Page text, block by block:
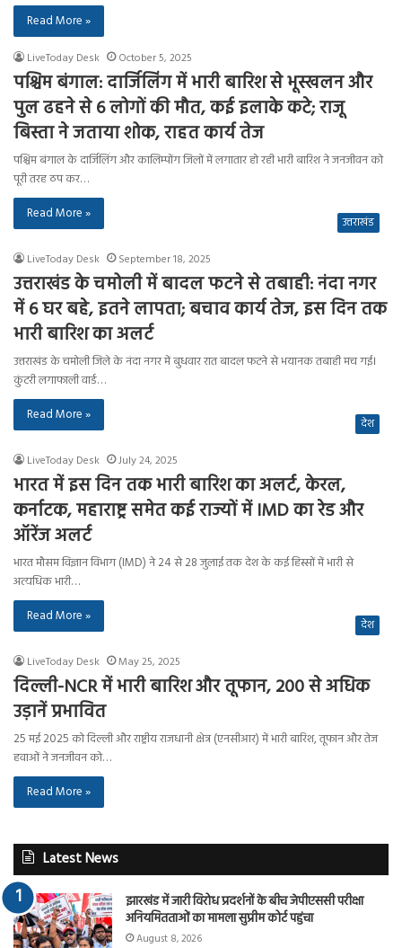
Read More »
LiveToday Desk October 5, 2025
पश्चिम बंगाल: दार्जिलिंग में भारी बारिश से भूस्खलन और
पुल ढहने से 6 लोगों की मौत, कई इलाके कटे; राजू
बिस्ता ने जताया शोक, राहत कार्य तेज
पश्चिम बंगाल के दार्जिलिंग और कालिम्पोंग जिलों में लगातार हो रही भारी बारिश ने जनजीवन को
पूरी तरह ठप कर…
Read More »
उत्तराखंड
LiveToday Desk September 18, 2025
उत्तराखंड के चमोली में बादल फटने से तबाही: नंदा नगर
में 6 घर बहे, इतने लापता; बचाव कार्य तेज, इस दिन तक
भारी बारिश का अलर्ट
उत्तराखंड के चमोली जिले के नंदा नगर में बुधवार रात बादल फटने से भयानक तबाही मच गई।
कुंटरी लगाफाली वार्ड…
Read More »
देश
LiveToday Desk July 24, 2025
भारत में इस दिन तक भारी बारिश का अलर्ट, केरल,
कर्नाटक, महाराष्ट्र समेत कई राज्यों में IMD का रेड और
ऑरेंज अलर्ट
भारत मौसम विज्ञान विभाग (IMD) ने 24 से 28 जुलाई तक देश के कई हिस्सों में भारी से
अत्यधिक भारी…
Read More »
देश
LiveToday Desk May 25, 2025
दिल्ली-NCR में भारी बारिश और तूफान, 200 से अधिक
उड़ानें प्रभावित
25 मई 2025 को दिल्ली और राष्ट्रीय राजधानी क्षेत्र (एनसीआर) में भारी बारिश, तूफान और तेज
हवाओं ने जनजीवन को…
Read More »
Latest News
झारखंड में जारी विरोध प्रदर्शनों के बीच जेपीएससी परीक्षा
अनियमितताओं का मामला सुप्रीम कोर्ट पहुंचा
August 8, 2026